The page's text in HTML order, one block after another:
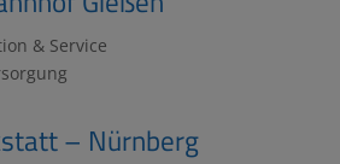
& Service
– Nürnberg